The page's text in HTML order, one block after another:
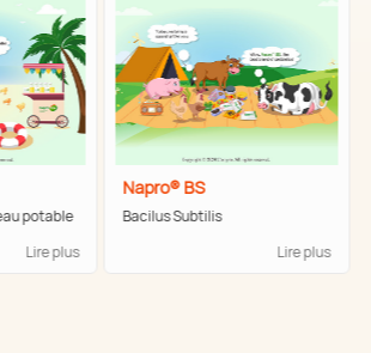
potable
Lire plus
Napro® BS
Bacilus Subtilis
Lire plus